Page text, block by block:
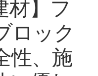
材】フ
ロック
性、施